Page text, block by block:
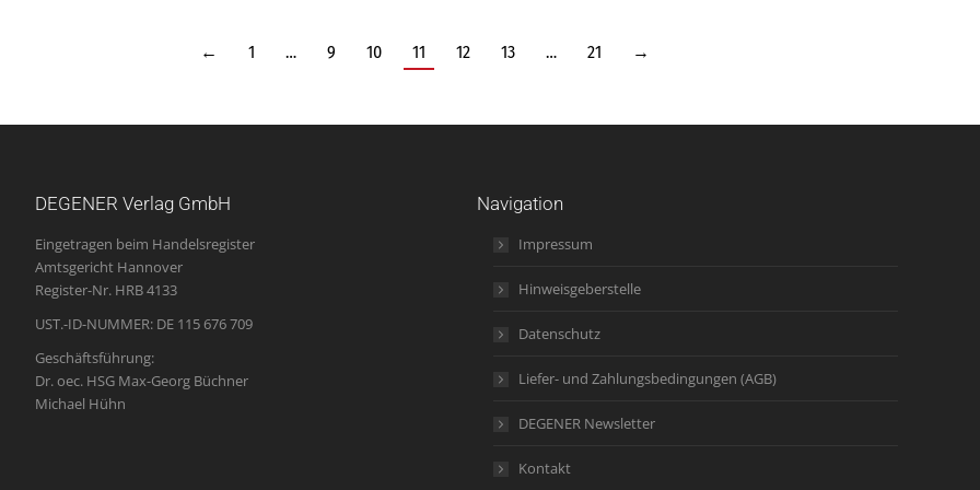
← 1 … 9 10 11 12 13 … 21 →
DEGENER Verlag GmbH
Eingetragen beim Handelsregister
Amtsgericht Hannover
Register-Nr. HRB 4133
UST.-ID-NUMMER: DE 115 676 709
Geschäftsführung:
Dr. oec. HSG Max-Georg Büchner
Michael Hühn
Navigation
Impressum
Hinweisgeberstelle
Datenschutz
Liefer- und Zahlungsbedingungen (AGB)
DEGENER Newsletter
Kontakt